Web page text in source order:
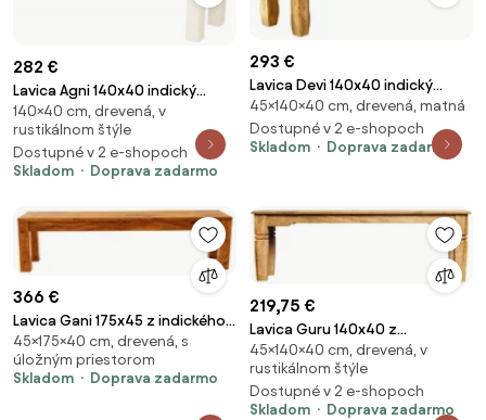
282 €
Lavica Agni 140x40 indický
masív mango
140×40 cm, drevená, v
rustikálnom štýle
Dostupné v 2 e-shopoch
Skladom
Doprava zadarmo
293 €
Lavica Devi 140x40 indický
masív mango Mango natural
45×140×40 cm, drevená, matná
Dostupné v 2 e-shopoch
Skladom
Doprava zadarmo
366 €
Lavica Gani 175x45 z indického
masívu palisander Only stain
45×175×40 cm, drevená, s
úložným priestorom
Skladom
Doprava zadarmo
219,75 €
Lavica Guru 140x40 z
mangového dreva Mango
natural
45×140×40 cm, drevená, v
rustikálnom štýle
Dostupné v 2 e-shopoch
Skladom
Doprava zadarmo